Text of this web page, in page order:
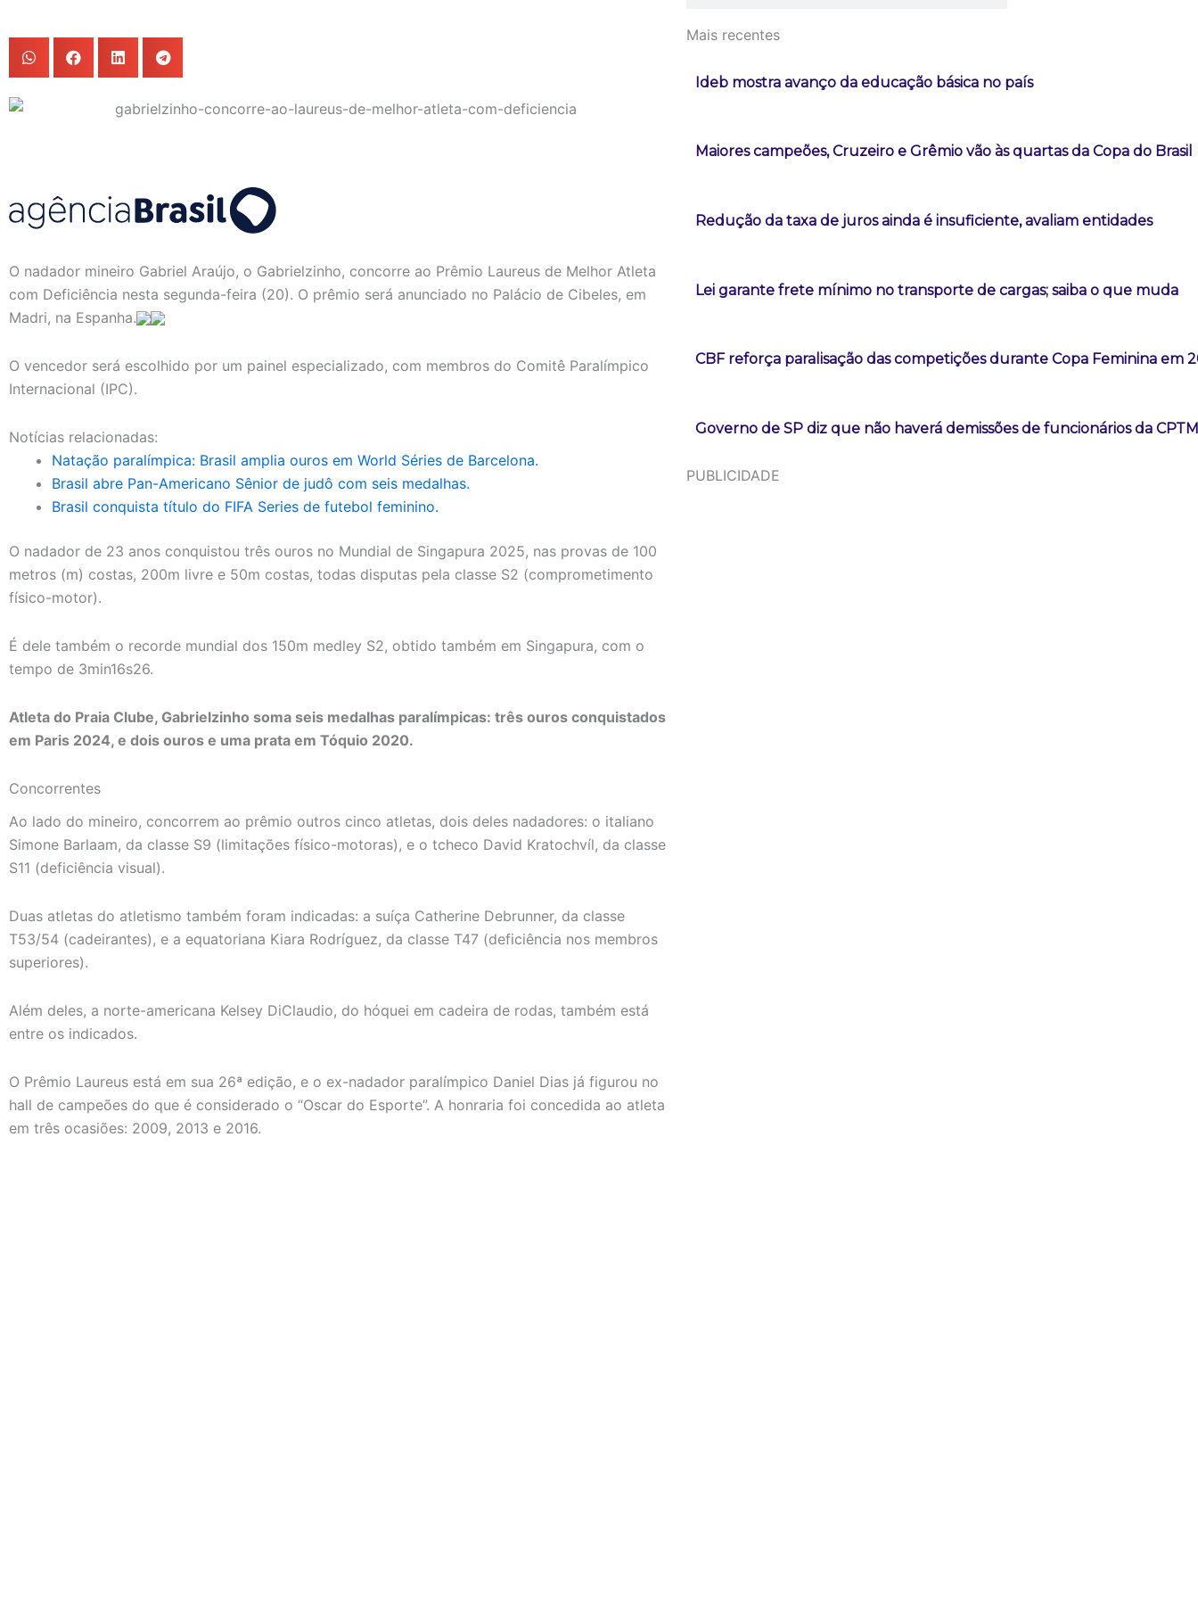
O nadador mineiro Gabriel Araújo, o Gabrielzinho, concorre ao Prêmio Laureus de Melhor Atleta
com Deficiência nesta segunda-feira (20). O prêmio será anunciado no Palácio de Cibeles, em
Madri, na Espanha.
O vencedor será escolhido por um painel especializado, com membros do Comitê Paralímpico
Internacional (IPC).
Notícias relacionadas:
Natação paralímpica: Brasil amplia ouros em World Séries de Barcelona.
Brasil abre Pan-Americano Sênior de judô com seis medalhas.
Brasil conquista título do FIFA Series de futebol feminino.
O nadador de 23 anos conquistou três ouros no Mundial de Singapura 2025, nas provas de 100
metros (m) costas, 200m livre e 50m costas, todas disputas pela classe S2 (comprometimento
físico-motor).
É dele também o recorde mundial dos 150m medley S2, obtido também em Singapura, com o
tempo de 3min16s26.
Atleta do Praia Clube, Gabrielzinho soma seis medalhas paralímpicas: três ouros conquistados
em Paris 2024, e dois ouros e uma prata em Tóquio 2020.
Concorrentes
Ao lado do mineiro, concorrem ao prêmio outros cinco atletas, dois deles nadadores: o italiano
Simone Barlaam, da classe S9 (limitações físico-motoras), e o tcheco David Kratochvíl, da classe
S11 (deficiência visual).
Duas atletas do atletismo também foram indicadas: a suíça Catherine Debrunner, da classe
T53/54 (cadeirantes), e a equatoriana Kiara Rodríguez, da classe T47 (deficiência nos membros
superiores).
Além deles, a norte-americana Kelsey DiClaudio, do hóquei em cadeira de rodas, também está
entre os indicados.
O Prêmio Laureus está em sua 26ª edição, e o ex-nadador paralímpico Daniel Dias já figurou no
hall de campeões do que é considerado o “Oscar do Esporte”. A honraria foi concedida ao atleta
em três ocasiões: 2009, 2013 e 2016.
Mais recentes
Ideb mostra avanço da educação básica no país
Maiores campeões, Cruzeiro e Grêmio vão às quartas da Copa do Brasil
Redução da taxa de juros ainda é insuficiente, avaliam entidades
Lei garante frete mínimo no transporte de cargas; saiba o que muda
CBF reforça paralisação das competições durante Copa Feminina em
Governo de SP diz que não haverá demissões de funcionários da CPTM
PUBLICIDADE